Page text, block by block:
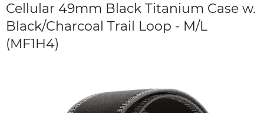
Cellular 49mm Black Titanium Case w.
Black/Charcoal Trail Loop - M/L
(MF1H4)